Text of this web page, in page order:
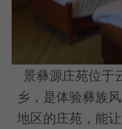
景彝源庄苑位于
乡，是体验彝族
地区的庄苑，能